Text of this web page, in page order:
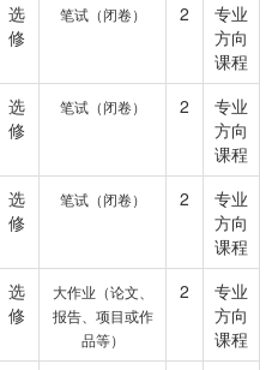
选
修
笔试（闭卷） 2
专业
方向
课程
选
修
笔试（闭卷） 2
专业
方向
课程
选
修
笔试（闭卷） 2
专业
方向
课程
选
修
大作业（论文、
报告、项目或作
品等）
2
专业
方向
课程